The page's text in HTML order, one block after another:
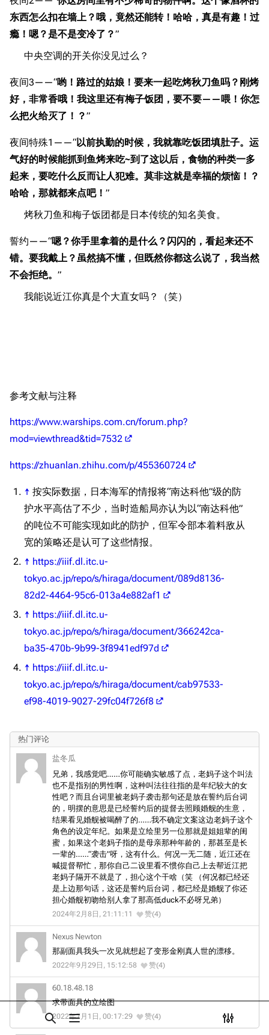
打开/关闭搜索
打开/关闭菜单
资助百科
编辑规范
随便逛逛
特殊页面
上传文件
好感度
战斗机制
装备图鉴
头像
勋章
音乐
提督府
收藏室
宿舍与家具
工程局
特别船坞
考据勘误汇总
游戏BUG汇总
历代登录界面
术语词典
特殊成就
物品道具
图纸舰与未成舰
蒸汽轮机基础
美海军惯导系统
旧日本八八舰队
旧日本军舰一览
近代中国图纸舰
解放军主战舰艇
卫星观测
历次场刊
参与画师
配音演员
艾拉微博存档
友情链接
舰少资料库
NGA战舰少女R专
萌娘百科战舰少女
苍青幻影wiki（只
战列舰论坛
Secret Projects论
Shipbucket像素战
资料站
JSTOR期刊图书馆
Navweaps（镜
像）
Navypedia
Naval
Encyclopedia
Wings Aviation
Dreadnoughtproject
战舰计划1900-
1950
美国海军历史手册
平贺让数字档案馆
Hyper War
Fold3
大英帝国战争博物
馆
Naval History
德国联邦数字档案
馆
JACAR
打开/关
未登录用户的IP地址会在进行任意编辑后公开展示。
创建账号
登录
分享此页面
查看 更多
链入页面
相关更改
可打印版
固定链接
页面信息
Cargo数据
全部展开
东西怎么扣在墙上？哦，竟然还能转！哈哈，真是有趣！过
瘾！嗯？是不是变冷了？”
中央空调的开关你没见过么？
夜间3——“哟！路过的姑娘！要来一起吃烤秋刀鱼吗？刚烤
好，非常香哦！我这里还有梅子饭团，要不要——喂！你怎
么把火给灭了！？”
夜间特殊1——“以前执勤的时候，我就靠吃饭团填肚子。运
气好的时候能抓到鱼烤来吃~到了这以后，食物的种类一多
起来，要吃什么反而让人犯难。莫非这就是幸福的烦恼！？
哈哈，那就都来点吧！ ”
烤秋刀鱼和梅子饭团都是日本传统的知名美食。
誓约——“嗯？你手里拿着的是什么？闪闪的，看起来还不
错。要我戴上？虽然搞不懂，但既然你都这么说了，我当然
不会拒绝。 ”
我能说近江你真是个大直女吗？（笑）
参考文献与注释
https://www.warships.com.cn/forum.php?
mod=viewthread&tid=7532
https://zhuanlan.zhihu.com/p/455360724
↑ 按实际数据，日本海军的情报将“南达科他”级的防
护水平高估了不少，当时造船局亦认为以“南达科他”
的吨位不可能实现如此的防护，但军令部本着料敌从
宽的策略还是认可了这些情报。
↑ https://iiif.dl.itc.u-
tokyo.ac.jp/repo/s/hiraga/document/089d8136-
82d2-4464-95c6-013a4e882af1
↑ https://iiif.dl.itc.u-
tokyo.ac.jp/repo/s/hiraga/document/366242ca-
ba35-470b-9b99-3f8941edf97d
↑ https://iiif.dl.itc.u-
tokyo.ac.jp/repo/s/hiraga/document/cab97533-
ef98-4019-9027-29fc04f726f8
热门评论
盐冬瓜
兄弟，我感觉吧……你可能确实敏感了点，老妈子这个叫法
也不是指别的男性啊，这种叫法往往指的是年纪较大的女
性吧？而且台词里被老妈子袭击那句还是放在誓约后台词
的，明摆的意思是已经誓约后的提督去照顾婚舰的生意，
结果看见婚舰被喝醉了的……我不确定文案这边老妈子这个
角色的设定年纪。如果是立绘里另一位那就是姐姐辈的闺
蜜，如果这个老妈子指的是母亲那种年龄的，那甚至是长
一辈的……“袭击”呀，这有什么。何况一无二随，近江还在
喊提督帮忙，那你自己二设里看不惯你自己上去帮近江把
老妈子隔开不就是了，担心这个干啥（笑 （何况都已经还
是上边那句话，这还是誓约后台词，都已经是婚舰了你还
担心婚舰初吻给别人拿了那高低duck不必呀兄弟）
2024年2月8日, 21:11:11 赞(4)
Nexus Newton
那副面具我头一次见就想起了变形金刚真人世的漂移。
2022年9月29日, 15:12:58 赞(4)
60.18.48.18
求带面具的立绘图
2022年7月1日, 00:17:29 赞(4)
台词
原型简介
舰名来历
舰船设计
设计背景
新型主力舰方案
主炮研究会
11号舰型
游戏相关
挖组性能评测
台词解析
参考文献与注释